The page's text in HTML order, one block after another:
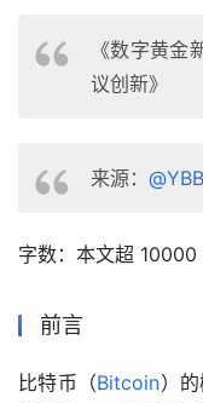
《数字黄金
议创新》
来源：
字数：本文超 10000
前言
比特币（Bitcoin）